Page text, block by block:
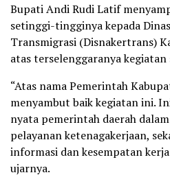
Bupati Andi Rudi Latif
setinggi-tingginya kepada
Transmigrasi (Disnakertrans)
atas terselenggaranya
“Atas nama Pemerintah
menyambut baik kegiatan ini.
nyata pemerintah daerah
pelayanan ketenagakerjaan,
informasi dan kesempatan
ujarnya.